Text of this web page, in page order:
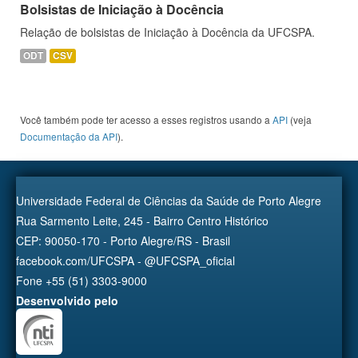
Bolsistas de Iniciação à Docência
Relação de bolsistas de Iniciação à Docência da UFCSPA.
ODT CSV
Você também pode ter acesso a esses registros usando a API (veja
Documentação da API).
Universidade Federal de Ciências da Saúde de Porto Alegre
Rua Sarmento Leite, 245 - Bairro Centro Histórico
CEP: 90050-170 - Porto Alegre/RS - Brasil
facebook.com/UFCSPA - @UFCSPA_oficial
Fone +55 (51) 3303-9000
Desenvolvido pelo